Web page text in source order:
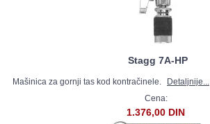
Stagg 7A-HP
Mašinica za gornji tas kod kontračinele.
Detaljnije...
Cena:
1.376,00 DIN